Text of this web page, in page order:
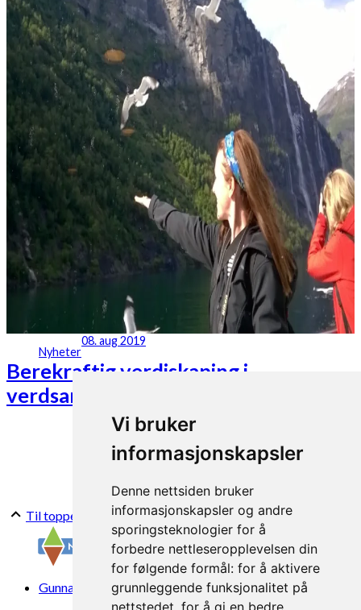
Vi bruker
informasjonskapsler
Denne nettsiden bruker
informasjonskapsler og andre
sporingsteknologier for å
forbedre nettleseropplevelsen din
for følgende formål: for å aktivere
grunnleggende funksjonalitet på
nettstedet for å gi en bedre
Nyheter
08. aug 2019
Berekraftig verdiskaping i
verdsarvområde?
Til toppen
Gunnars veg 6, 6630 Tingvoll